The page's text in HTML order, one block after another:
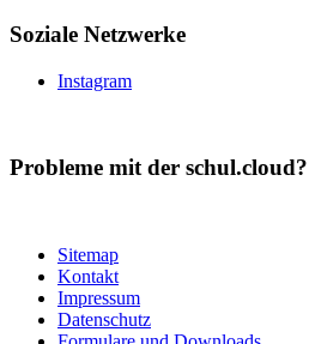
Soziale Netzwerke
Instagram
Probleme mit der schul.cloud?
Sitemap
Kontakt
Impressum
Datenschutz